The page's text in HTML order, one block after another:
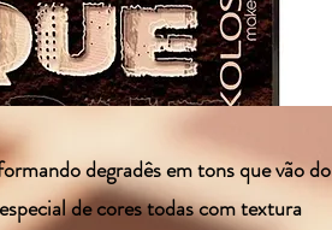
degradês em tons que vão do
de cores todas com textura